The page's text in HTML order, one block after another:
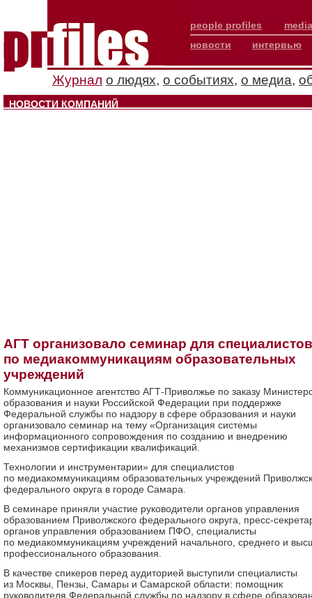
people profiles
новости
интервью
Журнал о людях, о событиях, о медиа,
НОВОСТИ КОМПАНИЙ
АГТ организовало семинар для специалистов
по медиакоммуникациям образовательных
учреждений
Коммуникационное агентство АГТ-Приволжье по заказу
образования и науки Российской Федерации при поддержке
Федеральной службы по надзору в сфере образования и науки
организовало семинар на тему «Организация системы
информационного сопровождения по созданию и внедрению
механизмов сертификации квалификаций.
Технологии и инструментарии» для специалистов
по медиакоммуникациям образовательных учреждений
федерального округа в городе Самара.
В семинаре приняли участие руководители органов управления
образованием Приволжского федерального округа, пресс-
органов управления образованием ПФО, специалисты
по медиакоммуникациям учреждений начального, среднего и
профессионального образования.
В качестве спикеров перед аудиторией выступили специалисты
из Москвы, Пензы, Самары и Самарской области: помощник
руководителя Федеральной службы по надзору в сфере